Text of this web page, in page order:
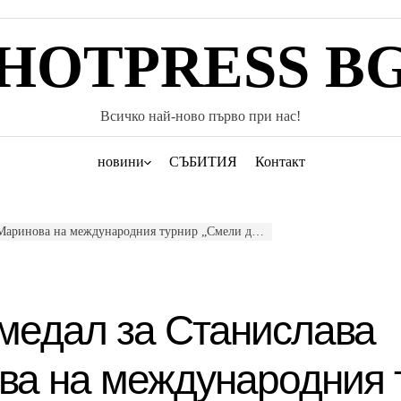
Всичко най-ново първо при нас!
новини СЪБИТИЯ Контакт
на международния турнир „Смели делфини“ в Пловдив
за Станислава
на международния